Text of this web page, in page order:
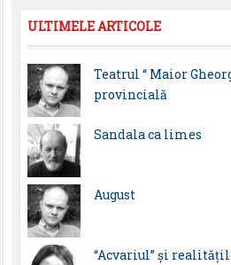
ULTIMELE ARTICOLE
Teatrul “ Maior
provincială
Sandala ca limes
August
“Acvariul” și